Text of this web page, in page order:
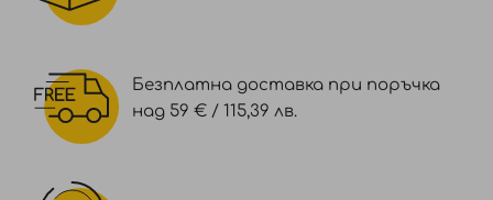
Безплатна доставка при поръчка
над 59 € / 115,39 лв.